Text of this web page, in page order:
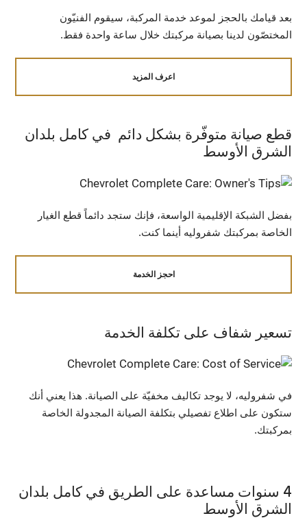
بعد قيامك بالحجز لموعد خدمة المركبة، سيقوم الفنيّون
المختصّون لدينا بصيانة مركبتك خلال ساعة واحدة فقط.
اعرف المزيد
قطع صيانة متوفّرة بشكل دائم في كامل بلدان
الشرق الأوسط
بفضل الشبكة الإقليمية الواسعة، فإنك ستجد دائماً قطع الغيار
الخاصة بمركبتك شفروليه أينما كنت.
احجز الخدمة
تسعير شفاف على تكلفة الخدمة
في شفروليه، لا يوجد تكاليف مخفيّة على الصيانة. هذا يعني أنك
ستكون على اطلاع تفصيلي بتكلفة الصيانة المجدولة الخاصة
بمركبتك.
4 سنوات مساعدة على الطريق في كامل بلدان
الشرق الأوسط